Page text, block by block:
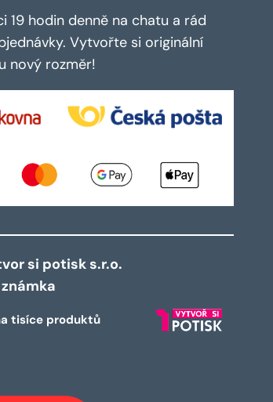
19 hodin denně na chatu a rád
Vytvořte si originální
nový rozměr!
si potisk s.r.o.
tisíce produktů